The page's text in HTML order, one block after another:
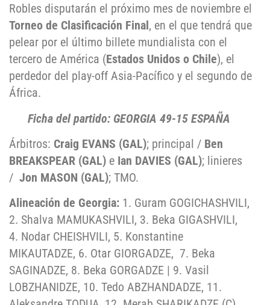
Robles disputarán el próximo mes de noviembre el
Torneo de Clasificación Final, en el que tendrá que
pelear por el último billete mundialista con el
tercero de América (Estados Unidos o Chile), el
perdedor del play-off Asia-Pacífico y el segundo de
África.
Ficha del partido: GEORGIA 49-15 ESPAÑA
Árbitros: Craig EVANS (GAL); principal / Ben
BREAKSPEAR (GAL) e Ian DAVIES (GAL); linieres
/ Jon MASON (GAL); TMO.
Alineación de Georgia: 1. Guram GOGICHASHVILI,
2. Shalva MAMUKASHVILI, 3. Beka GIGASHVILI,
4. Nodar CHEISHVILI, 5. Konstantine
MIKAUTADZE, 6. Otar GIORGADZE, 7. Beka
SAGINADZE, 8. Beka GORGADZE | 9. Vasil
LOBZHANIDZE, 10. Tedo ABZHANDADZE, 11.